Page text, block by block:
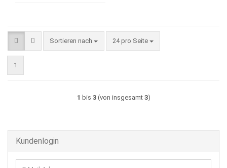
Sortieren nach
Sortieren nach 24 pro Seite
pro Seite
1
1 bis 3(von insgesamt 3)
Kundenlogin